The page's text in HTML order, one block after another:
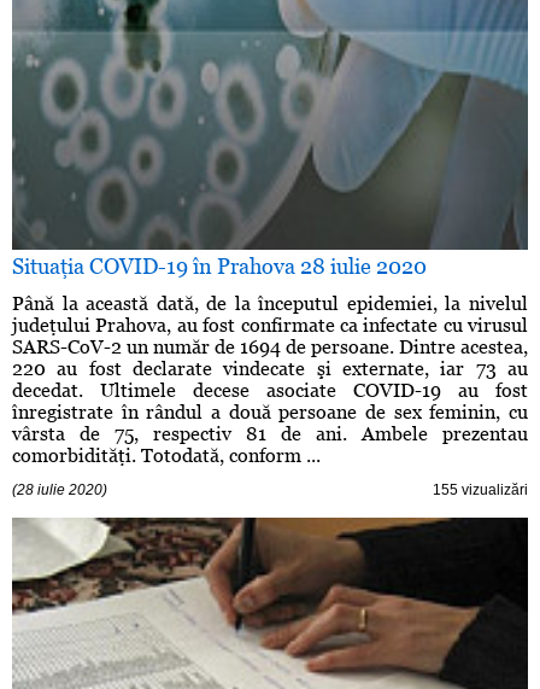
Situaţia COVID-19 în Prahova 28 iulie 2020
Până la această dată, de la începutul epidemiei, la nivelul
judeţului Prahova, au fost confirmate ca infectate cu virusul
SARS-CoV-2 un număr de 1694 de persoane. Dintre acestea,
220 au fost declarate vindecate şi externate, iar 73 au
decedat. Ultimele decese asociate COVID-19 au fost
înregistrate în rândul a două persoane de sex feminin, cu
vârsta de 75, respectiv 81 de ani. Ambele prezentau
comorbidităţi. Totodată, conform ...
(28 iulie 2020) 155 vizualizări